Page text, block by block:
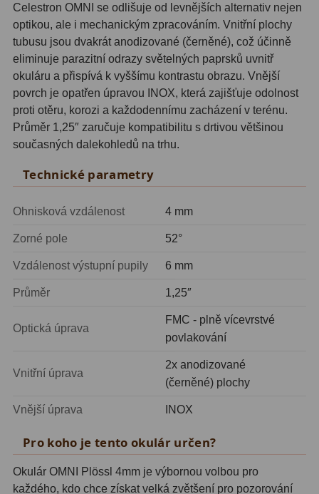
Adaptéry k okulárovým
výtahům8
Primární zrcadla9
Sekundární zrcadla6
Příslušenství188
Zrcátka a hranoly2
Výtahy a ostření1
Hledáčky
Kufry a tašky
Čištění
Celestron OMNI se odlišuje od levnějších alternativ nejen
optikou, ale i mechanickým zpracováním. Vnitřní plochy
tubusu jsou dvakrát anodizované (černěné), což účinně
eliminuje parazitní odrazy světelných paprsků uvnitř
okuláru a přispívá k vyššímu kontrastu obrazu. Vnější
povrch je opatřen úpravou INOX, která zajišťuje odolnost
proti otěru, korozi a každodennímu zacházení v terénu.
Průměr 1,25″ zaručuje kompatibilitu s drtivou většinou
současných dalekohledů na trhu.
Technické parametry
Ohnisková vzdálenost 4 mm
Zorné pole 52°
Vzdálenost výstupní pupily 6 mm
Průměr 1,25″
Optická úprava
FMC - plně vícevrstvé
povlakování
Vnitřní úprava
2x anodizované
(černěné) plochy
Vnější úprava INOX
Pro koho je tento okulár určen?
Okulár OMNI Plössl 4mm je výbornou volbou pro
každého, kdo chce získat velká zvětšení pro pozorování